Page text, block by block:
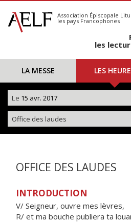
S'abonner
Calendrier
Association Épiscopale
les pays Francophones
les
LA MESSE LES
Le 15 avr. 2017
Office des laudes
OFFICE DES LAUDES
INTRODUCTION
V/ Seigneur, ouvre mes lèvres,
R/ et ma bouche publiera ta